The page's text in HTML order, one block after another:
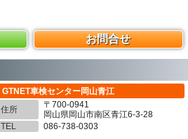
お問合せ
GTNET車検センター岡山青江
住所
〒700-0941
岡山県岡山市南区青江6-3-28
TEL
086-738-0303